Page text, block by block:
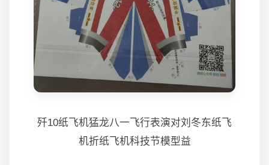
歼10纸飞机猛龙八一飞行表演对刘冬东纸飞
机折纸飞机科技节模型益